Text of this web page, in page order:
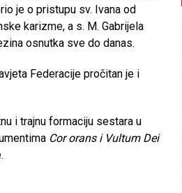
je o pristupu sv. Ivana od
karizme, a s. M. Gabrijela
osnutka sve do danas.
Federacije pročitan je i
i trajnu formaciju sestara u
Cor orans i Vultum Dei